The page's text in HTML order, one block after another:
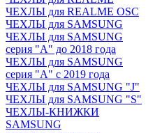
ЧЕХЛЫ для REALME OSC
ЧЕХЛЫ для SAMSUNG
ЧЕХЛЫ для SAMSUNG
серия "A" до 2018 года
ЧЕХЛЫ для SAMSUNG
серия "A" с 2019 года
ЧЕХЛЫ для SAMSUNG "J"
ЧЕХЛЫ для SAMSUNG "S"
ЧЕХЛЫ-КНИЖКИ
SAMSUNG